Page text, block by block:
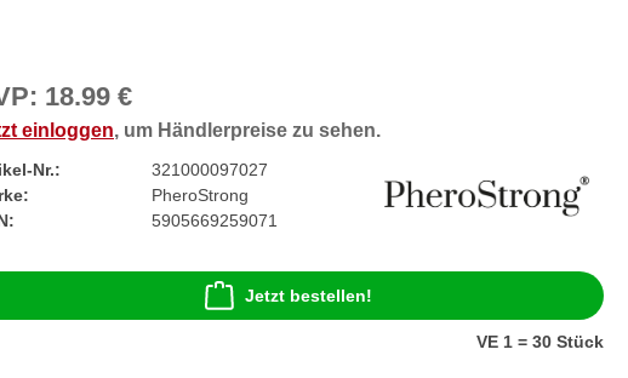
18.99 €
einloggen, um Händlerpreise zu sehen.
Nr.:
321000097027
PheroStrong
5905669259071
Jetzt bestellen!
VE 1 = 30 Stück